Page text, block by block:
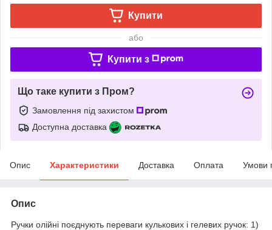
Купити
або
Купити з
Що таке купити з Пром?
Замовлення під захистом
Доступна доставка
Опис Характеристики Доставка Оплата Умови
Опис
Ручки олійні поєднують переваги кулькових і гелевих ручок: 1)